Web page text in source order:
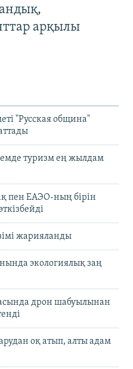
арқылы
"Русская община"
туризм ең жылдам
пен ЕАЭО-ның бірін
жарияланды
экологиялық заң
дрон шабуылынан
оқ атып, алты адам